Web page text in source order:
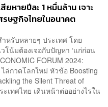
หายปีละ 1 หมื่นล้าน เจาะ
ษฐกิจไทยในอนาคต
หรับหลายๆ ประเทศ โดย
น้มต้องเจอกับปัญหา ‘แก่ก่อน
FORUM 2024:
ไล่กวดโลกใหม่ หัวข้อ Boosting
the Silent Threat of
เทศไทย เดินหน้าต่ออย่างไรใน